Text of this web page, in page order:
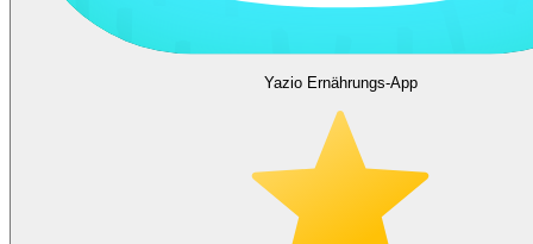
Yazio Ernährungs-App